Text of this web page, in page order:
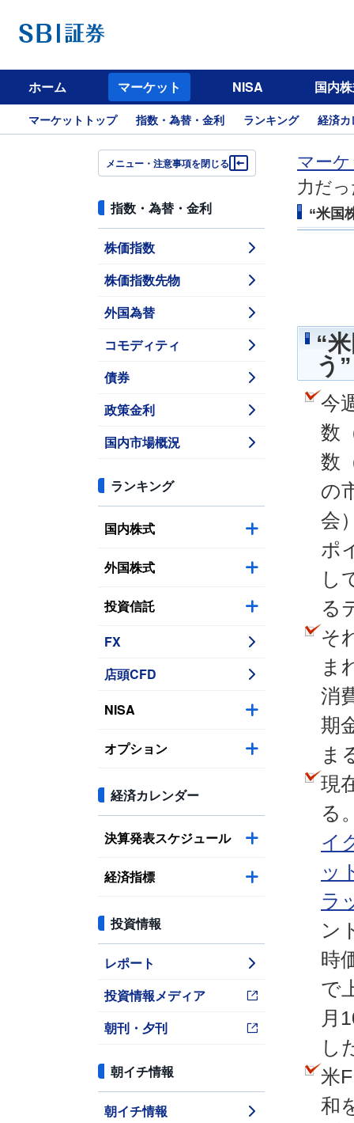
ホーム マーケット NISA 国内
マーケットトップ 指数・為替・金利 ランキング 経済
メニュー・注意事項を閉じる
指数・為替・金利
株価指数
株価指数先物
外国為替
コモディティ
債券
政策金利
国内市場概況
ランキング
国内株式
外国株式
投資信託
FX
店頭CFD
NISA
オプション
経済カレンダー
決算発表スケジュール
経済指標
投資情報
レポート
投資情報メディア
朝刊・夕刊
朝イチ情報
朝イチ情報
マー
力だ
“米国
“
う”
今
数
数
の
会
ポ
し
る
そ
ま
消
期
ま
現
る
イ
ッ
ラ
ン
時
で
月
し
米
和